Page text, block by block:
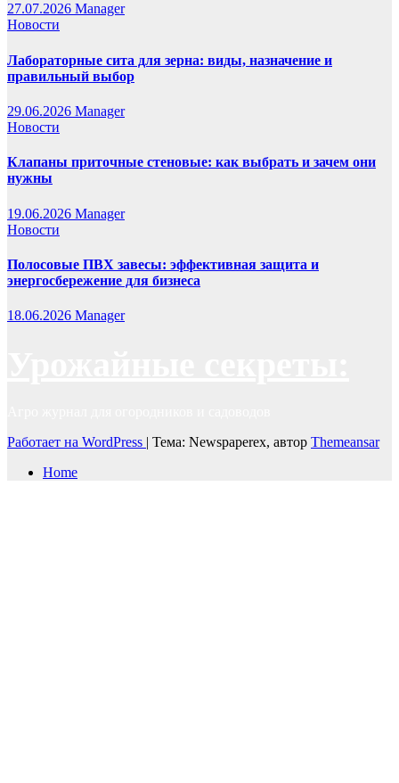
27.07.2026 Manager
Новости
Лабораторные сита для зерна: виды, назначение и
правильный выбор
29.06.2026 Manager
Новости
Клапаны приточные стеновые: как выбрать и зачем они
нужны
19.06.2026 Manager
Новости
Полосовые ПВХ завесы: эффективная защита и
энергосбережение для бизнеса
18.06.2026 Manager
Работает на WordPress | Тема: Newspaperex, автор Themeansar
Home